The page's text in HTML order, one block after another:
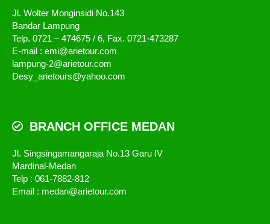
Jl. Wolter Monginsidi No.143
Bandar Lampung
Telp. 0721 – 474675 / 6, Fax. 0721-473287
E-mail : emi@arietour.com
lampung-2@arietour.com
Desy_arietours@yahoo.com
BRANCH OFFICE MEDAN
Jl. Singsingamangaraja No.13 Garu IV
Mardinal-Medan
Telp : 061-7882-812
Email : medan@arietour.com